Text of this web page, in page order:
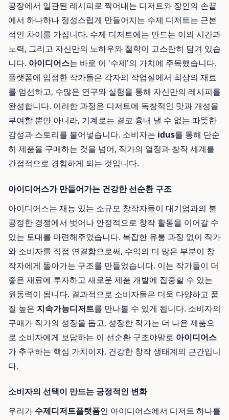
공장에서 일관된 레시피로 찍어내는 디저트와 장인의 손끝
에서 하나하나 정성스럽게 만들어지는 수제 디저트는 근본
적인 차이를 가집니다. 수제 디저트에는 만드는 이의 시간과
노력, 그리고 자신만의 노하우와 철학이 고스란히 담겨 있습
니다. 아이디어스는 바로 이 '수제'의 가치에 주목했습니다.
플랫폼에 입점한 작가들은 각자의 작업실에서 최상의 재료
를 엄선하고, 수많은 연구와 실험을 통해 자신만의 레시피를
완성합니다. 이러한 과정은 디저트에 독창적인 맛과 개성을
부여할 뿐만 아니라, 기계로는 결코 흉내 낼 수 없는 따뜻한
감성과 스토리를 불어넣습니다. 소비자는 idus를 통해 단순
히 제품을 구매하는 것을 넘어, 작가의 열정과 창작 세계를
간접적으로 경험하게 되는 것입니다.
아이디어스가 만들어가는 건강한 선순환 구조
아이디어스는 재능 있는 소규모 창작자들이 대기업과의 불
공정한 경쟁에서 벗어나 안정적으로 창작 활동을 이어갈 수
있는 토대를 마련해주었습니다. 복잡한 유통 과정 없이 작가
와 소비자를 직접 연결함으로써, 수익의 더 많은 부분이 창
작자에게 돌아가는 구조를 만들었습니다. 이는 작가들이 더
좋은 재료에 투자하고 새로운 제품 개발에 집중할 수 있는
원동력이 됩니다. 결과적으로 소비자들은 더욱 다양하고 품
질 높은 지속가능디저트를 만나볼 수 있게 됩니다. 소비자의
구매가 작가의 성장을 돕고, 성장한 작가는 더 나은 제품으
로 소비자에게 보답하는 이 선순환 구조야말로 아이디어스
가 추구하는 핵심 가치이자, 건강한 창작 생태계의 근간입니
다.
소비자의 선택이 만드는 긍정적인 변화
우리가 수제디저트플랫폼인 아이디어스에서 디저트 하나를